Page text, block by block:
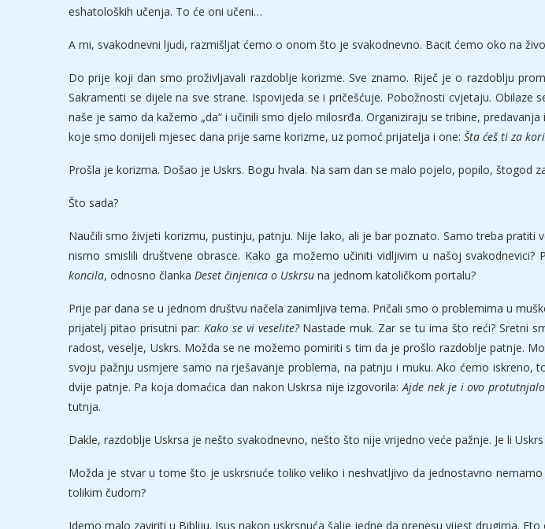
eshatoloških učenja. To će oni učeni…
A mi, svakodnevni ljudi, razmišljat ćemo o onom što je svakodnevno. Bacit ćemo oko na
Do prije koji dan smo proživljavali razdoblje korizme. Sve znamo. Riječ je o razdoblju
Sakramenti se dijele na sve strane. Ispovijeda se i pričešćuje. Pobožnosti cvjetaju.
naše je samo da kažemo „da“ i učinili smo djelo milosrđa. Organiziraju se tribine,
koje smo donijeli mjesec dana prije same korizme, uz pomoć prijatelja i one: Šta ćeš ti za
Prošla je korizma. Došao je Uskrs. Bogu hvala. Na sam dan se malo pojelo, popilo, štogod
Što sada?
Naučili smo živjeti korizmu, pustinju, patnju. Nije lako, ali je bar poznato. Samo treba
nismo smislili društvene obrasce. Kako ga možemo učiniti vidljivim u našoj
koncila, odnosno članka Deset činjenica o Uskrsu na jednom katoličkom portalu?
Prije par dana se u jednom društvu načela zanimljiva tema. Pričali smo o problemima u
prijatelj pitao prisutni par: Kako se vi veselite?Nastade muk. Zar se tu ima što reći? Sretni
radost, veselje, Uskrs. Možda se ne možemo pomiriti s tim da je prošlo razdoblje patnje.
svoju pažnju usmjere samo na rješavanje problema, na patnju i muku. Ako ćemo
dvije patnje. Pa koja domaćica dan nakon Uskrsa nije izgovorila:Ajde nek je i ovo
tutnja.
Dakle, razdoblje Uskrsa je nešto svakodnevno, nešto što nije vrijedno veće pažnje. Je li
Možda je stvar u tome što je uskrsnuće toliko veliko i neshvatljivo da jednostavno
tolikim čudom?
Idemo malo zaviriti u Bibliju. Isus nakon uskrsnuća šalje jedne da prenesu vijest drugima.